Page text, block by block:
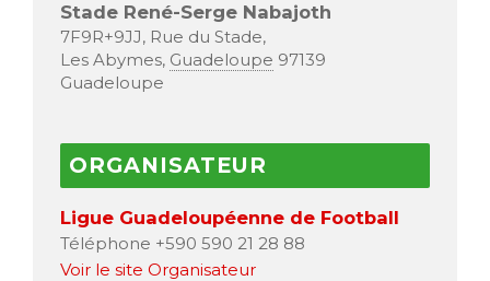
Stade René-Serge Nabajoth
7F9R+9JJ, Rue du Stade,
Les Abymes, Guadeloupe 97139
Guadeloupe
ORGANISATEUR
Ligue Guadeloupéenne de Football
Téléphone +590 590 21 28 88
Voir le site Organisateur